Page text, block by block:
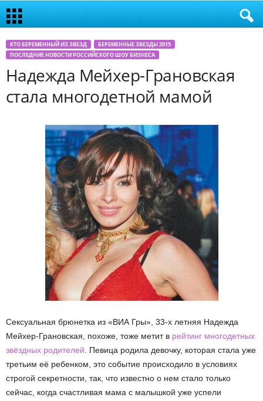
КТО БЕРЕМЕННЫЙ ИЗ ЗВЕЗД
БЕРЕМЕННЫЕ ЗВЕЗДЫ 2015
ПОСЛЕДНИЕ НОВОСТИ РОССИЙСКОГО ШОУ БИЗНЕСА
Надежда Мейхер-Грановская
стала многодетной мамой
Сексуальная брюнетка из «ВИА Гры», 33-х летняя Надежда
Мейхер-Грановская, похоже, тоже метит в рейтинг многодетных
звёздных родителей . Певица родила девочку, которая стала уже
третьим её ребенком, это событие происходило в условиях
строгой секретности, так, что известно о нем стало только
сейчас, когда счастливая мама с малышкой уже успели